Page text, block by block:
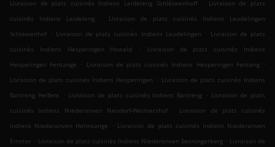
Livraison de plats cuisinés Indiens Leideleng Schléiwenhaff
Livraison de plats
cuisinés Indiens Leideleng
.
Livraison de plats cuisinés Indiens Leudelingen
Schlewenhof . Livraison de plats cuisinés Indiens Leudelingen . Livraison de plats
cuisinés Indiens Hesperingen Howald
.
Livraison de plats cuisinés Indiens
Hesperingen Fentange
. Livraison de plats cuisinés Indiens Hesperingen Fenteng .
Livraison de plats cuisinés Indiens Hesperingen
. Livraison de plats cuisinés Indiens
Bartreng Helfent
. Livraison de plats cuisinés Indiens Bartreng . Livraison de plats
cuisinés Indiens Niederanven Neudorf-Weimershof
.
Livraison de plats cuisinés
Indiens Niederanven Helmsange
. Livraison de plats cuisinés Indiens Niederanven
Ernster . Livraison de plats cuisinés Indiens Niederanven Senningerberg . Livraison de